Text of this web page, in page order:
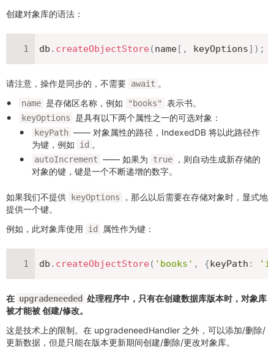
创建对象库的语法：
db . createObjectStore (name[ , keyOptions] ) ;
请注意，操作是同步的，不需要 await 。
name 是存储区名称，例如 "books" 表示书。
keyOptions 是具有以下两个属性之一的可选对象：
keyPath —— 对象属性的路径，IndexedDB 将以此路径作
为键，例如
id 。
autoIncrement —— 如果为 true
，则自动生成新存储的
对象的键，键是一个不断递增的数字。
如果我们不提供 keyOptions
，那么以后需要在存储对象时，显式地
提供一个键。
例如，此对象库使用
id 属性作为键：
db . createObjectStore ( 'books' , { keyPath :
在 upgradeneeded 处理程序中，只有在创建数据库版本时，对象库
被才能被 创建/修改。
这是技术上的限制。在 upgradeneedHandler 之外，可以添加/删除/
更新数据，但是只能在版本更新期间创建/删除/更改对象库。